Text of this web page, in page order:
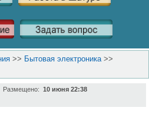
>> Бытовая электроника>>
Размещено: 10 июня 22:38